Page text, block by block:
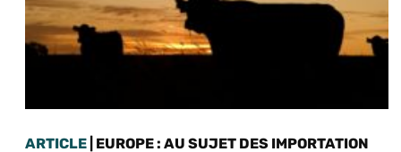
ARTICLE | EUROPE : AU SUJET DES IMPORTATION